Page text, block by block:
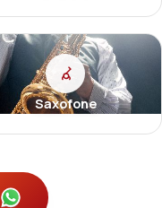
Saxofone